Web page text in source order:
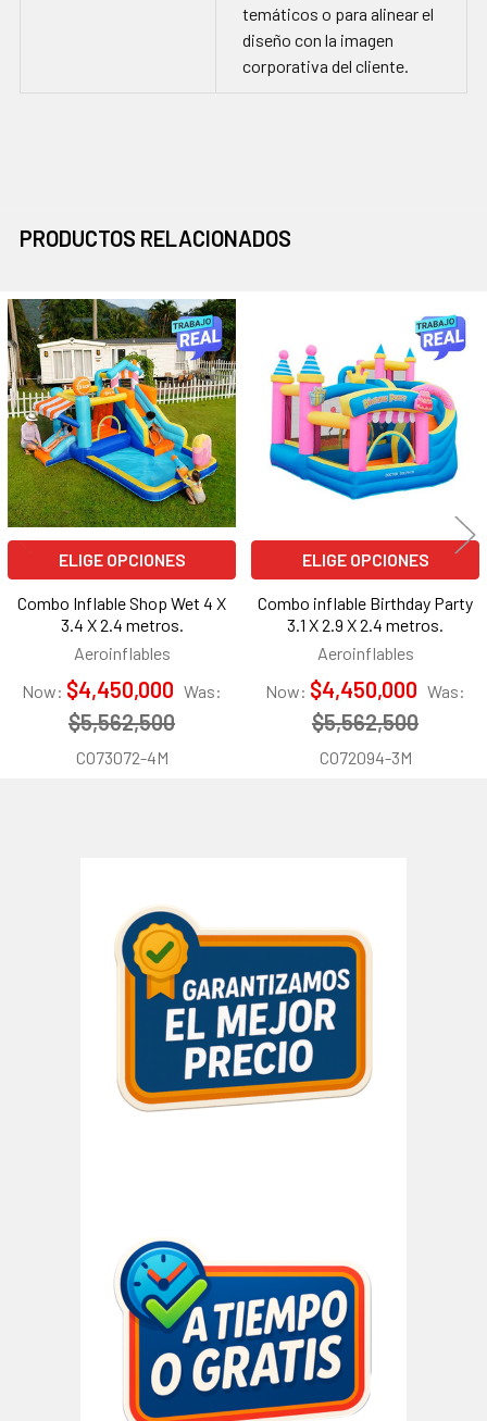
temáticos o para alinear el
diseño con la imagen
corporativa del cliente.
PRODUCTOS RELACIONADOS
Productos
relacionados
ELIGE OPCIONES
Combo Inflable Shop Wet 4 X
3.4 X 2.4 metros.
Aeroinflables
Now: $4,450,000 Was:
$5,562,500
CO73072-4M
ELIGE OPCIONES
Combo inflable Birthday Party
3.1 X 2.9 X 2.4 metros.
Aeroinflables
Now: $4,450,000 Was:
$5,562,500
CO72094-3M